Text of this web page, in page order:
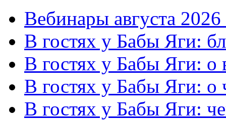
Вебинары августа 2026
В гостях у Бабы Яги:
В гостях у Бабы Яги:
В гостях у Бабы Яги: о
В гостях у Бабы Яги: